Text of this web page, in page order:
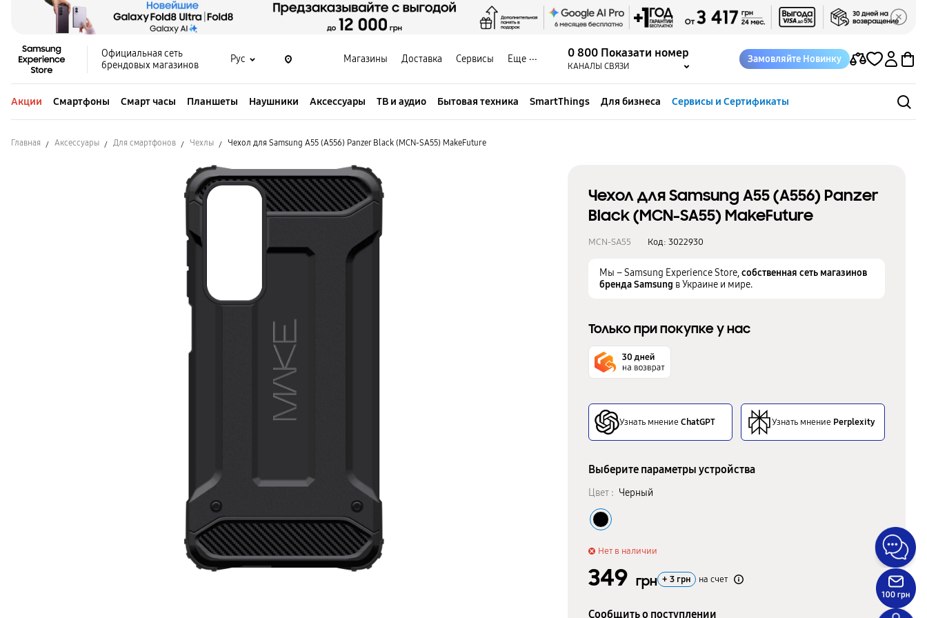
Официальная сеть
брендовых магазинов
Рус Магазины Доставка Сервисы Еще 0 800 Показати номер
КАНАЛЫ СВЯЗИ
Замовляйте Новинку
Акции Смартфоны Смарт часы Планшеты Наушники Аксессуары ТВ и аудио Бытовая техника SmartThings Для бизнеса Сервисы и Сертификаты
Главная Аксессуары Для смартфонов Чехлы Чехол для Samsung A55 (A556) Panzer Black (MCN-SA55) MakeFuture
Чехол для Samsung A55 (A556) Panzer
Black (MCN-SA55) MakeFuture
MCN-SA55 Код: 3022930
Мы – Samsung Experience Store,собственная сеть магазинов
бренда Samsung в Украине и мире.
Только при покупке у нас
Узнать мнениеChatGPT Узнать мнение Perplexity
Выберите параметры устройства
Цвет : Черный
Нет в наличии
349 грн + 3 грн на счет
Сообщить о поступлении